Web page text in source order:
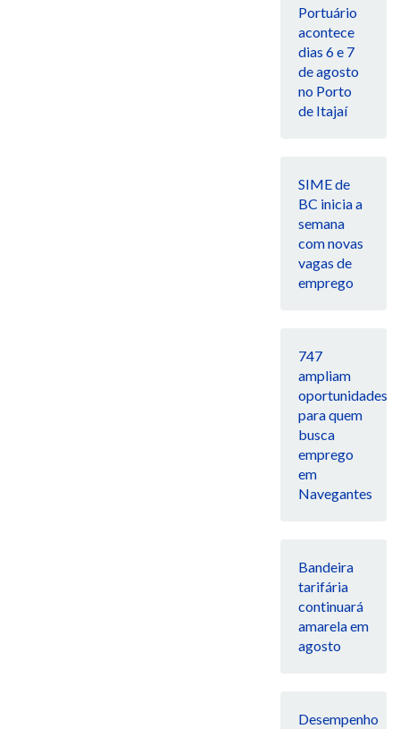
Portuário
acontece
dias 6 e 7
de agosto
no Porto
de Itajaí
SIME de
BC inicia a
semana
com novas
vagas de
emprego
747
ampliam
oportunidades
para quem
busca
emprego
em
Navegantes
Bandeira
tarifária
continuará
amarela em
agosto
Desempenho